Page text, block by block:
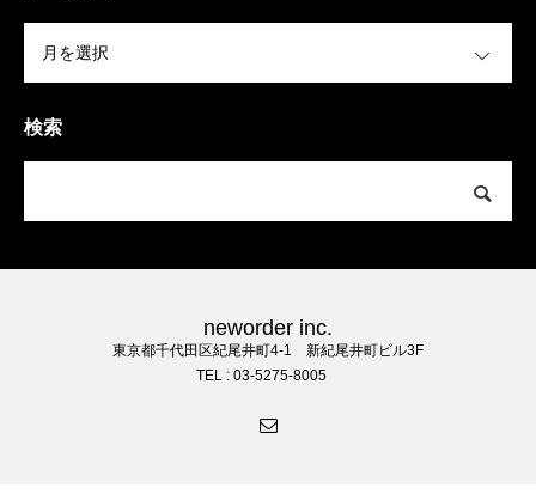
検索
neworder inc.
東京都千代田区紀尾井町4-1 新紀尾井町ビル3F
TEL : 03-5275-8005